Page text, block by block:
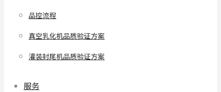
品控流程
真空乳化机品质验证方案
灌装封尾机品质验证方案
服务